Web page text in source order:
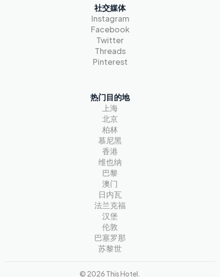
社交媒体
Instagram
Facebook
Twitter
Threads
Pinterest
热门目的地
上海
北京
柏林
慕尼黑
香港
维也纳
巴黎
澳门
日内瓦
法兰克福
汉堡
伦敦
巴塞罗那
苏黎世
© 2026 This Hotel.